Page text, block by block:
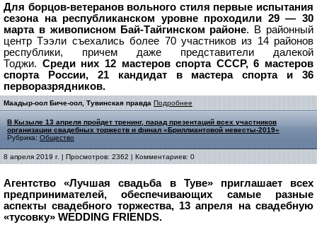
Для борцов-ветеранов вольного стиля первые испытания
сезона на республиканском уровне проходили 29 — 30
марта в живописном Бай-Тайгинском районе. В районный
центр Тээли съехались более 70 участников из 14 районов
республики, причем даже представители далекой
Тоджи. Среди них 12 мастеров спорта СССР, 6 мастеров
спорта России, 21 кандидат в мастера спорта и 36
перворазрядников.
Маадыр-оол Биче-оол, Тувинская правда Подробнее
В Кызыле 13 апреля пройдет тренинг, парад презентаций всех участников
организации свадебных торжеств и финал «Бриллиантовой невесты-2019»
Рубрика: Общество
8 апреля 2019 г. | Просмотров: 2362 | Комментариев: 0
Агентство «Лучшая свадьба в Туве» приглашает всех
предпринимателей, обеспечивающих самые разные
аспекты свадебного торжества, 13 апреля на свадебную
«тусовку» WEDDING FRIENDS.